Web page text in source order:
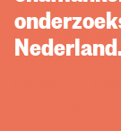
Broek,
Kantoor stond
‘Na het
berekend.
dat ze